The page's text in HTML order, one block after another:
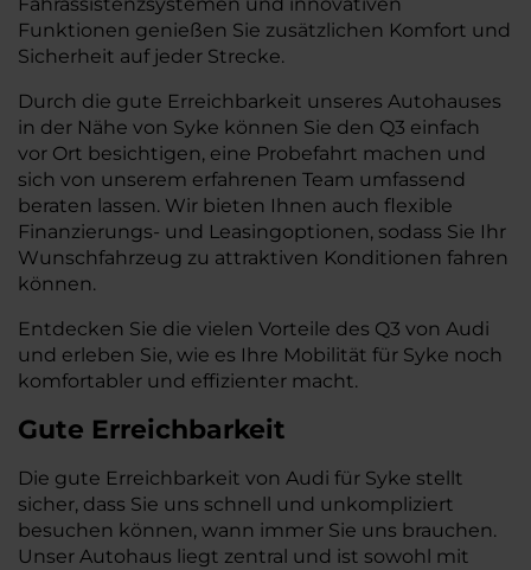
Funktionen genießen Sie zusätzlichen Komfort und
Sicherheit auf jeder Strecke.
Durch die gute Erreichbarkeit unseres Autohauses
in der Nähe von Syke können Sie den Q3 einfach
vor Ort besichtigen, eine Probefahrt machen und
sich von unserem erfahrenen Team umfassend
beraten lassen. Wir bieten Ihnen auch flexible
Finanzierungs- und Leasingoptionen, sodass Sie Ihr
Wunschfahrzeug zu attraktiven Konditionen fahren
können.
Entdecken Sie die vielen Vorteile des Q3 von Audi
und erleben Sie, wie es Ihre Mobilität für Syke noch
komfortabler und effizienter macht.
Gute Erreichbarkeit
Die gute Erreichbarkeit von Audi für Syke stellt
sicher, dass Sie uns schnell und unkompliziert
besuchen können, wann immer Sie uns brauchen.
Unser Autohaus liegt zentral und ist sowohl mit